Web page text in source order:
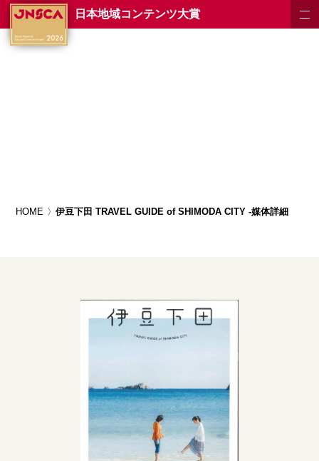
日本地域コンテンツ大賞
HOME 伊豆下田 TRAVEL GUIDE of SHIMODA CITY -媒体詳細